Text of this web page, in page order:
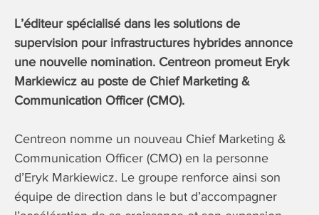
L’éditeur spécialisé dans les solutions de
supervision pour infrastructures hybrides annonce
une nouvelle nomination. Centreon promeut Eryk
Markiewicz au poste de Chief Marketing &
Communication Officer (CMO).
Centreon nomme un nouveau Chief Marketing &
Communication Officer (CMO) en la personne
d’Eryk Markiewicz. Le groupe renforce ainsi son
équipe de direction dans le but d’accompagner